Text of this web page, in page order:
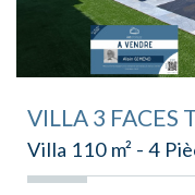
VILLA 3 FACES
Villa 110 m² - 4